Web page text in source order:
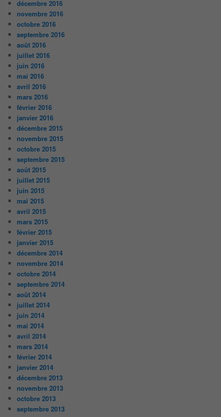
décembre 2016
novembre 2016
octobre 2016
septembre 2016
août 2016
juillet 2016
juin 2016
mai 2016
avril 2016
mars 2016
février 2016
janvier 2016
décembre 2015
novembre 2015
octobre 2015
septembre 2015
août 2015
juillet 2015
juin 2015
mai 2015
avril 2015
mars 2015
février 2015
janvier 2015
décembre 2014
novembre 2014
octobre 2014
septembre 2014
août 2014
juillet 2014
juin 2014
mai 2014
avril 2014
mars 2014
février 2014
janvier 2014
décembre 2013
novembre 2013
octobre 2013
septembre 2013